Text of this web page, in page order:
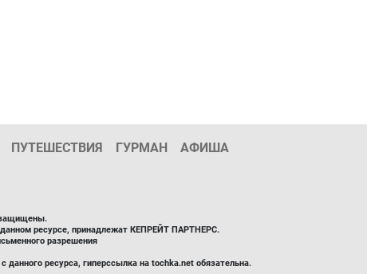
ПУТЕШЕСТВИЯ ГУРМАН АФИША
ресурсе, принадлежат КЕПРЕЙТ ПАРТНЕРС.
разрешения
данного ресурса, гиперссылка на tochka.net обязательна.